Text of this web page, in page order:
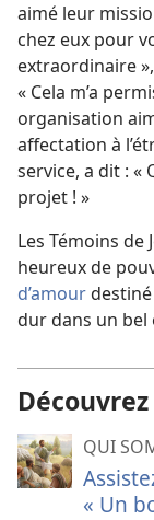
aimé leur
chez eux pour
extraordinaire
« Cela m’a
organisation
affectation à
service, a dit : «
projet ! »
Les Témoins
heureux de
d’amour
dur dans un bel
QUI
« Un